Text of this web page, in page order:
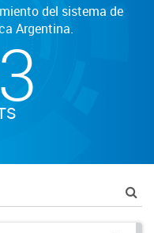
del sistema de
Argentina.